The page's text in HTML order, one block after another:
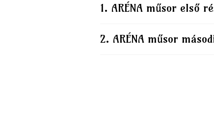
ARÉNA műsor első
ARÉNA műsor